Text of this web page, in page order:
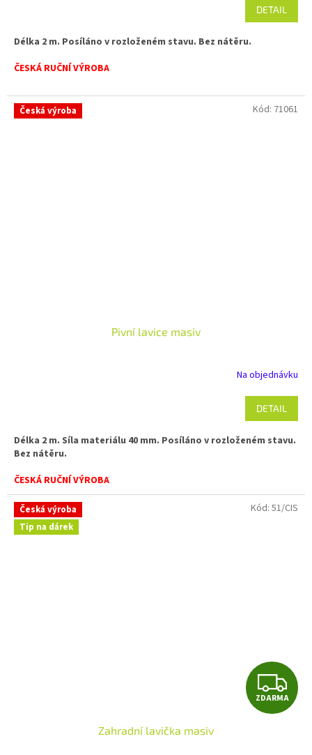
DETAIL
Délka 2 m. Posíláno v rozloženém stavu. Bez nátěru.
ČESKÁ RUČNÍ VÝROBA
Česká výroba
Pivní lavice masiv
Na objednávku
DETAIL
Délka 2 m. Síla materiálu 40 mm. Posíláno v rozloženém stavu.
Bez nátěru.
ČESKÁ RUČNÍ VÝROBA
Kód: 71061
Česká výroba
Tip na dárek
Z
D
ZDARMA
Zahradní lavička masiv
Kód: 51/CIS